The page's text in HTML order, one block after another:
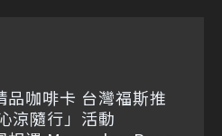
品咖啡卡 台灣福斯推
涼隨行」活動